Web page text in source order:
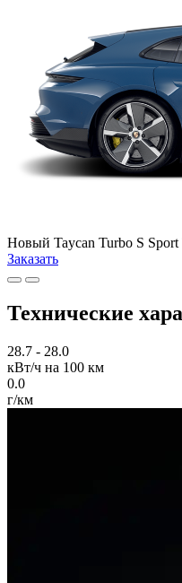
Новый Taycan Turbo S
Заказать
Технические
28.7 - 28.0
кВт/ч на 100 км
0.0
г/км